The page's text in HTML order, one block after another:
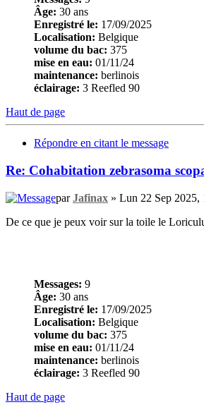
Âge: 30 ans
Enregistré le: 17/09/2025
Localisation: Belgique
volume du bac: 375
mise en eau: 01/11/24
maintenance: berlinois
éclairage: 3 Reefled 90
Haut de page
Répondre en citant le message
Re: Cohabitation zebrasoma
parJafinax » Lun 22 Sep 2025,
De ce que je peux voir sur la toile le
Messages: 9
Âge: 30 ans
Enregistré le: 17/09/2025
Localisation: Belgique
volume du bac: 375
mise en eau: 01/11/24
maintenance: berlinois
éclairage: 3 Reefled 90
Haut de page